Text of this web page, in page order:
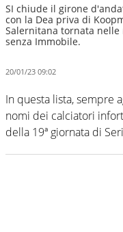
SI chiude il girone
con la Dea priva di
Salernitana tornata
senza Immobile.
20/01/23 09:02
In questa lista, sempre
nomi dei calciatori
della 19ª giornata di